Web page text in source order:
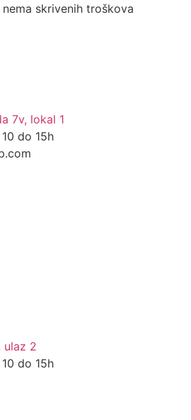
skrivenih troškova
7v, lokal 1
do 15h
ulaz 2
do 15h